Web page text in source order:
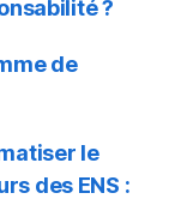
?
de
le
des ENS :